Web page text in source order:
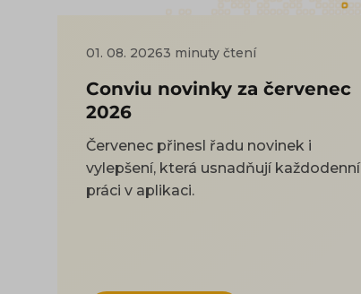
01. 08. 20263 minuty čtení
Conviu novinky za červenec
2026
Červenec přinesl řadu novinek i
vylepšení, která usnadňují každodenní
práci v aplikaci.